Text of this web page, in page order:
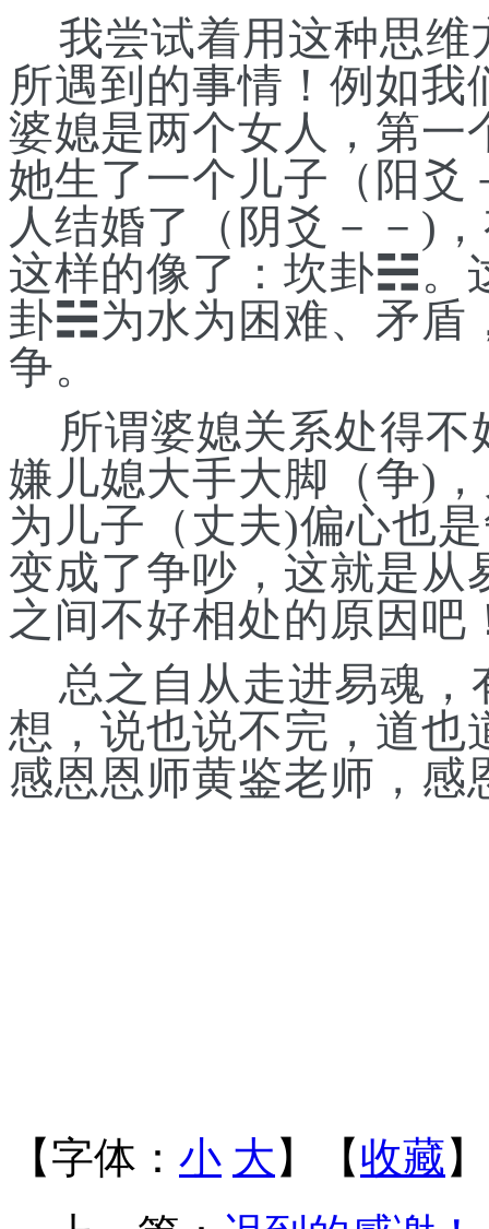
我尝试着用这种思
所遇到的事情！例如
婆媳是两个女人，第一
她生了一个儿子（阳爻
人结婚了（阴爻 －－ )
这样的像了 ： 坎卦☵。
卦☵为水为困难、 矛盾
争。
所谓婆媳关系处得
嫌儿媳大手大脚（争)
为儿子（丈夫)偏心也
变成了争吵，这就是从
之间不好相处的原因吧
总之自从走进易魂
想，说也说不完，道也
感恩恩师黄鉴老师， 感
【字体： 小 大 】【收藏